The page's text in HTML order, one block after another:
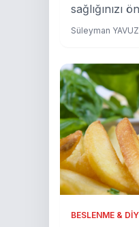
sağlığınızı
bu mucizevi
Süleyman YAVUZ
BESLENME &